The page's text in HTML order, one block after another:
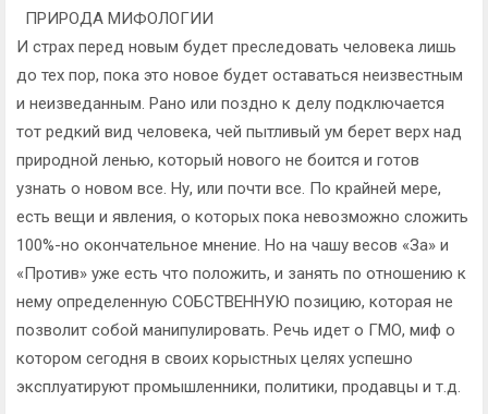
ПРИРОДА МИФОЛОГИИ
И страх перед новым будет преследовать человека лишь
до тех пор, пока это новое будет оставаться неизвестным
и неизведанным. Рано или поздно к делу подключается
тот редкий вид человека, чей пытливый ум берет верх над
природной ленью, который нового не боится и готов
узнать о новом все. Ну, или почти все. По крайней мере,
есть вещи и явления, о которых пока невозможно сложить
100%-но окончательное мнение. Но на чашу весов «За» и
«Против» уже есть что положить, и занять по отношению к
нему определенную СОБСТВЕННУЮ позицию, которая не
позволит собой манипулировать. Речь идет о ГМО, миф о
котором сегодня в своих корыстных целях успешно
эксплуатируют промышленники, политики, продавцы и т.д.